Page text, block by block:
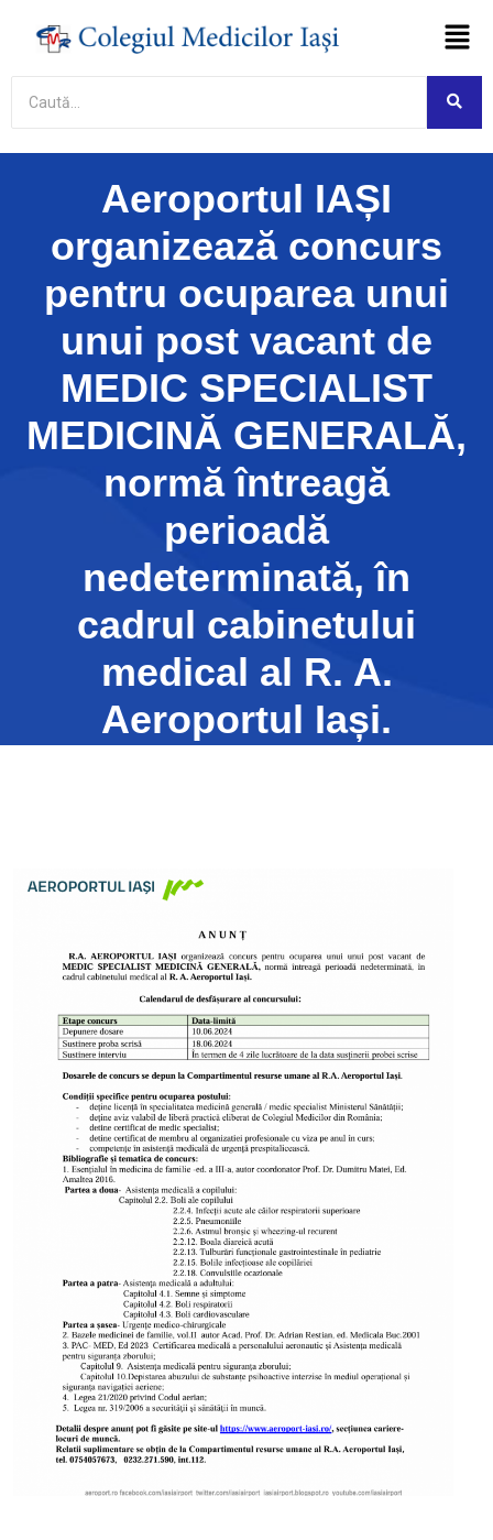
Aeroportul IAȘI
organizează concurs
pentru ocuparea unui
unui post vacant de
MEDIC SPECIALIST
MEDICINĂ GENERALĂ,
normă întreagă
perioadă
nedeterminată, în
cadrul cabinetului
medical al R. A.
Aeroportul Iași.
Asistent virtual
Etapă de testare
Acest asistent virtual se află în etapă de
testare. Fiind un sistem bazat pe
inteligență artificială, poate genera
ocazional răspunsuri incomplete sau